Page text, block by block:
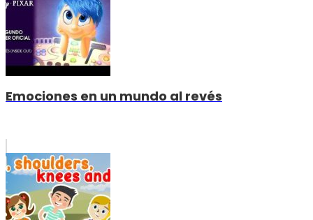
Emociones en un mundo al revés